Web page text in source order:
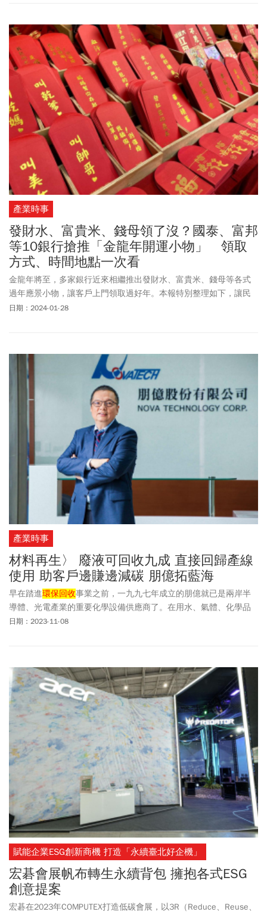
產業時事
發財水、富貴米、錢母領了沒？國泰、富邦
等10銀行搶推「金龍年開運小物」 領取
方式、時間地點一次看
金龍年將至，多家銀行近來相繼推出發財水、富貴米、錢母等各式
過年應景小物，讓客戶上門領取過好年。本報特別整理如下，讓民
眾比較並選擇自己鍾愛的小物，並且不錯過領取的時間。要特別注
日期：2024-01-28
產業時事
材料再生〉 廢液可回收九成 直接回歸產線
使用 助客戶邊賺邊減碳 朋億拓藍海
早在踏進環保回收事業之前，一九九七年成立的朋億就已是兩岸半
導體、光電產業的重要化學設備供應商了。在用水、氣體、化學品
等三大類的高科技廠務供應系統中，朋億在創業初期鎖定主攻化學
日期：2023-11-08
賦能企業ESG創新商機 打造「永續臺北好企機」
宏碁會展帆布轉生永續背包 擁抱各式ESG
創意提案
宏碁在2023年COMPUTEX打造低碳會展，以3R（Reduce、Reuse、